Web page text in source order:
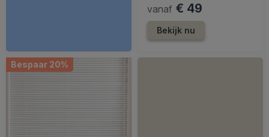
vanaf € 49
Bekijk nu
Bespaar 20%